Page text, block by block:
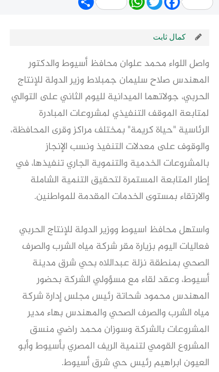
كمال ثابت
واصل اللواء محمد علوان محافظ أسيوط والدكتور
المهندس صلاح سليمان جمبلاط وزير الدولة للإنتاج
الحربي، جولاتهما الميدانية لليوم الثاني على التوالي
لمتابعة الموقف التنفيذي لمشروعات المبادرة
الرئاسية "حياة كريمة" بمختلف مراكز وقرى المحافظة،
والوقوف على معدلات التنفيذ ونسب الإنجاز
بالمشروعات الخدمية والتنموية الجاري تنفيذها، في
إطار المتابعة المستمرة لتحقيق التنمية الشاملة
والارتقاء بمستوى الخدمات المقدمة للمواطنين.
واستهل محافظ اسيوط ووزير الدولة للإنتاج الحربي
فعاليات اليوم بزيارة مقر شركة مياه الشرب والصرف
الصحي بمنطقة نزلة عبداللاه بحي شرق مدينة
أسيوط، وعقد لقاء مع مسؤولي الشركة بحضور
المهندس محمود شحاتة رئيس مجلس إدارة شركة
مياه الشرب والصرف الصحي والمهندس بهاء مدير
المشروعات بالشركة وسوزان محمد راضي منسق
المشروع القومي لتنمية الريف المصري بأسيوط وأبو
العيون ابراهيم رئيس حي شرق أسيوط.